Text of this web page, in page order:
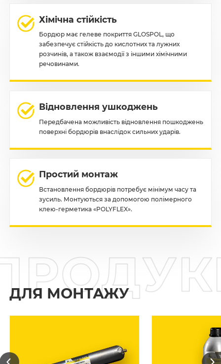
Хімічна стійкість
Бордюр має гелеве покриття GLOSPOL, що
забезпечує стійкість до кислотних та лужних
розчинів, а також взаємодії з іншими хімічними
речовинами.
Відновлення ушкоджень
Передбачена можливість відновлення пошкоджень
поверхні бордюрів внаслідок сильних ударів.
Простий монтаж
Встановлення бордюрів потребує мінімум часу та
зусиль. Монтуються за допомогою полімерного
клею-герметика «POLYFLEX».
ДЛЯ МОНТАЖУ